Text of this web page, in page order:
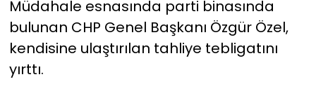
Müdahale esnasında parti binasında
bulunan CHP Genel Başkanı Özgür Özel,
kendisine ulaştırılan tahliye tebligatını
yırttı.